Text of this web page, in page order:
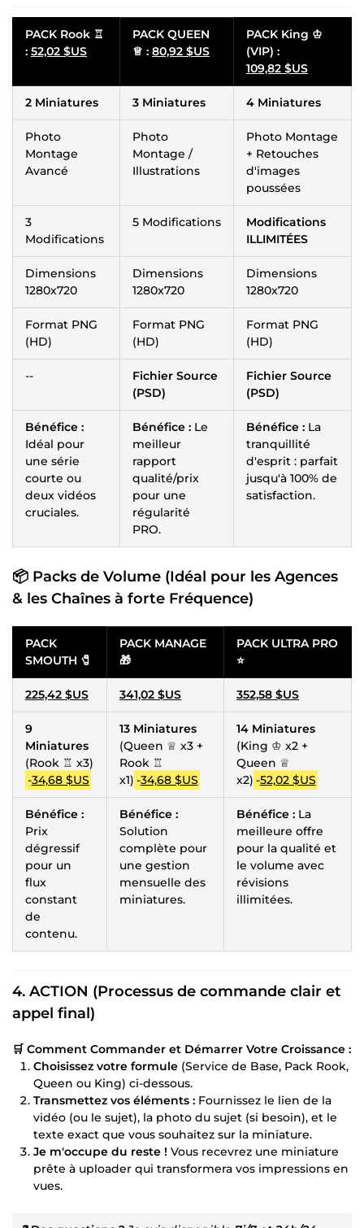
PACK Rook ♖
: 52,02 $US
PACK QUEEN
♕ : 80,92 $US
PACK King ♔
(VIP) :
109,82 $US
2 Miniatures 3 Miniatures 4 Miniatures
Photo
Montage
Avancé
Photo
Montage /
Illustrations
Photo Montage
+ Retouches
d'images
poussées
3
Modifications
5 Modifications
Modifications
ILLIMITÉES
Dimensions
1280x720
Dimensions
1280x720
Dimensions
1280x720
Format PNG
(HD)
Format PNG
(HD)
Format PNG
(HD)
--
Fichier Source
(PSD)
Fichier Source
(PSD)
Bénéfice :
Idéal pour
une série
courte ou
deux vidéos
cruciales.
Bénéfice : Le
meilleur
rapport
qualité/prix
pour une
régularité
PRO.
Bénéfice : La
tranquillité
d'esprit : parfait
jusqu'à 100% de
satisfaction.
📦 Packs de Volume (Idéal pour les Agences
& les Chaînes à forte Fréquence)
PACK
SMOUTH 🧷
PACK MANAGE
🎁
PACK ULTRA PRO
⭐
225,42 $US 341,02 $US 352,58 $US
9
Miniatures
(Rook ♖ x3)
-34,68 $US
13 Miniatures
(Queen ♕ x3 +
Rook ♖
x1) -34,68 $US
14 Miniatures
(King ♔ x2 +
Queen ♕
x2) -52,02 $US
Bénéfice :
Prix
dégressif
pour un
flux
constant
de
contenu.
Bénéfice :
Solution
complète pour
une gestion
mensuelle des
miniatures.
Bénéfice : La
meilleure offre
pour la qualité et
le volume avec
révisions
illimitées.
4. ACTION (Processus de commande clair et
appel final)
🛒 Comment Commander et Démarrer Votre Croissance :
Choisissez votre formule (Service de Base, Pack Rook,
Queen ou King) ci-dessous.
Transmettez vos éléments : Fournissez le lien de la
vidéo (ou le sujet), la photo du sujet (si besoin), et le
texte exact que vous souhaitez sur la miniature.
Je m'occupe du reste ! Vous recevrez une miniature
prête à uploader qui transformera vos impressions en
vues.